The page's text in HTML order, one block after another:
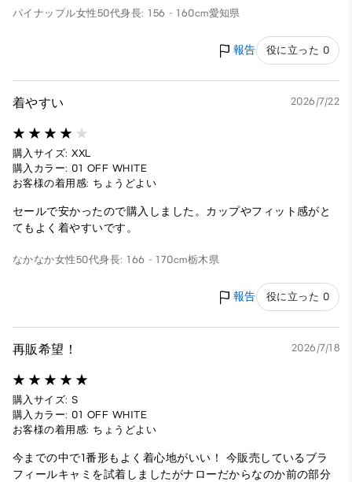
パイナップル女性50代身長: 156 - 160cm愛知県
報告 役に立った 0
着やすい 2026/7/22
購入サイズ: XXL
購入カラー: 01 OFF WHITE
お客様の着用感: ちょうどよい
セールで安かったので購入しました。カップやフィット感がと
てもよく着やすいです。
なかなか女性50代身長: 166 - 170cm栃木県
報告 役に立った 0
再販希望！ 2026/7/18
購入サイズ: S
購入カラー: 01 OFF WHITE
お客様の着用感: ちょうどよい
今までの中で1番形もよく着心地がいい！ 今販売しているブラ
フィールキャミを試着しましたがナローだからなのか前の部分